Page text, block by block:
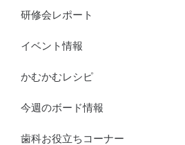
研修会レポート
イベント情報
かむかむレシピ
今週のボード情報
歯科お役立ちコーナー